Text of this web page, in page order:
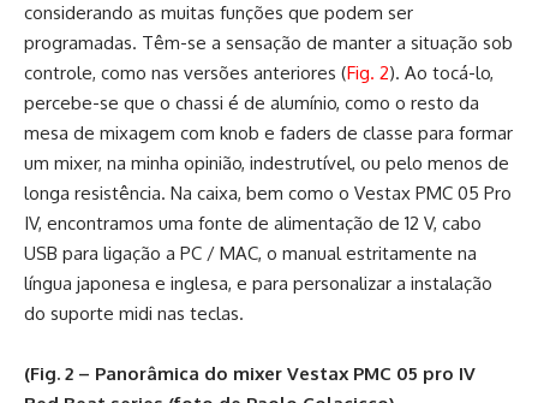
considerando as muitas funções que podem ser
programadas. Têm-se a sensação de manter a situação sob
controle, como nas versões anteriores (Fig. 2). Ao tocá-lo,
percebe-se que o chassi é de alumínio, como o resto da
mesa de mixagem com knob e faders de classe para formar
um mixer, na minha opinião, indestrutível, ou pelo menos de
longa resistência. Na caixa, bem como o Vestax PMC 05 Pro
IV, encontramos uma fonte de alimentação de 12 V, cabo
USB para ligação a PC / MAC, o manual estritamente na
língua japonesa e inglesa, e para personalizar a instalação
do suporte midi nas teclas.
(Fig. 2 – Panorâmica do mixer Vestax PMC 05 pro IV